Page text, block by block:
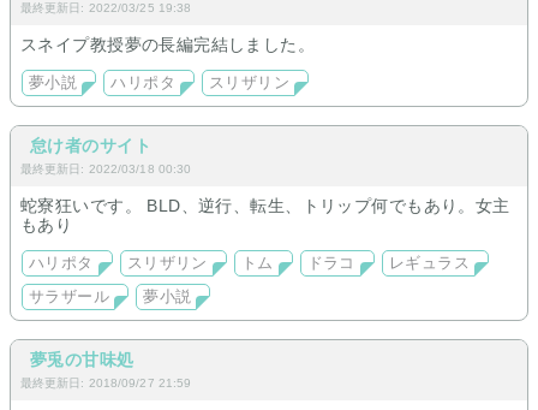
最終更新日: 2022/03/25 19:38
スネイプ教授夢の長編完結しました。
夢小説 ハリポタ スリザリン
怠け者のサイト
最終更新日: 2022/03/18 00:30
蛇寮狂いです。 BLD、逆行、転生、トリップ何でもあり。女主
もあり
ハリポタ スリザリン トム ドラコ
レギュラス
サラザール
夢小説
夢兎の甘味処
最終更新日: 2018/09/27 21:59